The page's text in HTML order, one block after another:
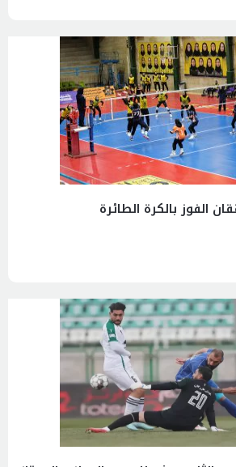
الفوز بالكرة الطائرة